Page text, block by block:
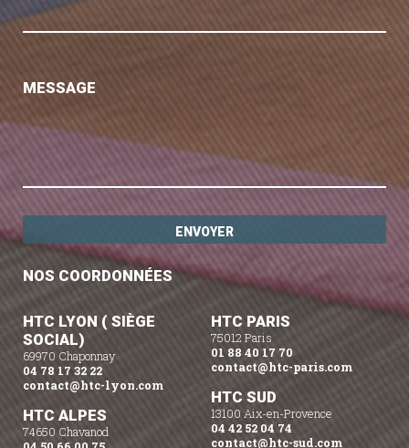
MESSAGE
NOS COORDONNÉES
HTC LYON ( SIÈGE
SOCIAL)
69970 Chaponnay
04 78 17 32 22
contact@htc-lyon.com
HTC ALPES
74650 Chavanod
HTC PARIS
75012 Paris
01 88 40 17 70
contact@htc-paris.com
HTC SUD
13100 Aix-en-Provence
04 42 52 04 74
contact@htc-sud.com